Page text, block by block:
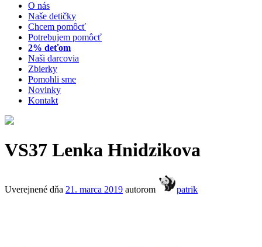
O nás
Naše detičky
Chcem pomôcť
Potrebujem pomôcť
2% deťom
Naši darcovia
Zbierky
Pomohli sme
Novinky
Kontakt
VS37 Lenka Hnidzikova
Uverejnené dňa 21. marca 2019 autorom patrik